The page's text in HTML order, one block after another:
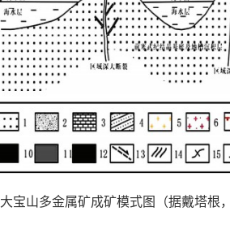
大宝山多金属矿成矿模式图（据戴塔根，